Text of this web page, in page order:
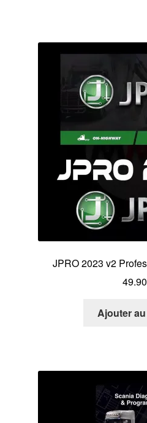
JPRO 2023 v2
49.90
Ajouter